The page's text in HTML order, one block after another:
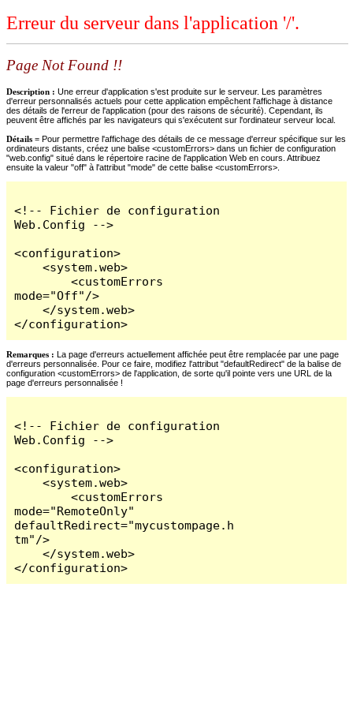
Erreur du serveur dans l'application '/'.
Page Not Found !!
Description : Une erreur d'application s'est produite sur le serveur. Les paramètres
d'erreur personnalisés actuels pour cette application empêchent l'affichage à distance
des détails de l'erreur de l'application (pour des raisons de sécurité). Cependant, ils
peuvent être affichés par les navigateurs qui s'exécutent sur l'ordinateur serveur local.
Détails = Pour permettre l'affichage des détails de ce message d'erreur spécifique sur les
ordinateurs distants, créez une balise <customErrors> dans un fichier de configuration
"web.config" situé dans le répertoire racine de l'application Web en cours. Attribuez
ensuite la valeur "off" à l'attribut "mode" de cette balise <customErrors>.
<!-- Fichier de configuration
Web.Config -->
<configuration>
    <system.web>
        <customErrors
mode="Off"/>
    </system.web>
</configuration>
Remarques : La page d'erreurs actuellement affichée peut être remplacée par une page
d'erreurs personnalisée. Pour ce faire, modifiez l'attribut "defaultRedirect" de la balise de
configuration <customErrors> de l'application, de sorte qu'il pointe vers une URL de la
page d'erreurs personnalisée !
<!-- Fichier de configuration
Web.Config -->
<configuration>
    <system.web>
        <customErrors
mode="RemoteOnly"
defaultRedirect="mycustompage.h
tm"/>
    </system.web>
</configuration>